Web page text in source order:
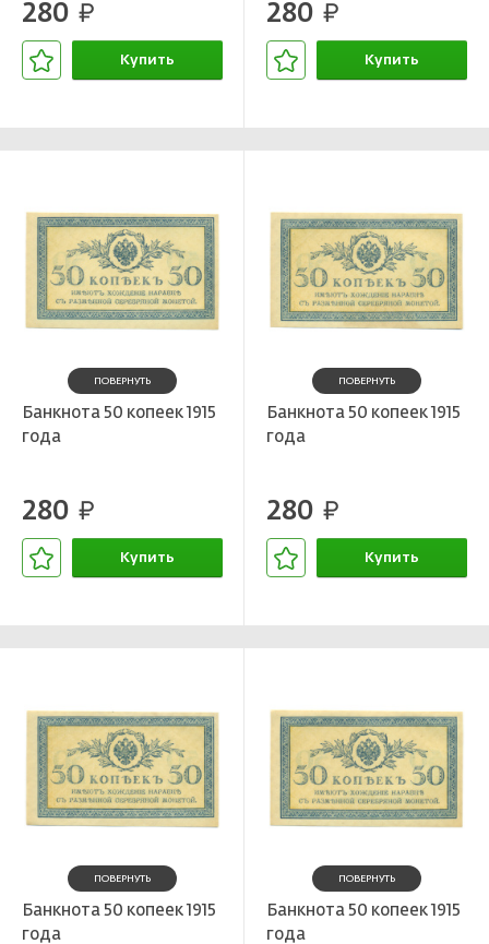
280 руб.
Купить
280 руб.
Купить
ПОВЕРНУТЬ
Банкнота 50 копеек 1915
года
280 руб.
Купить
ПОВЕРНУТЬ
Банкнота 50 копеек 1915
года
280 руб.
Купить
ПОВЕРНУТЬ
Банкнота 50 копеек 1915
года
ПОВЕРНУТЬ
Банкнота 50 копеек 1915
года